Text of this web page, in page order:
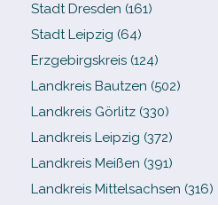
Stadt Dresden (161)
Stadt Leipzig (64)
Erzgebirgskreis (124)
Landkreis Bautzen (502)
Landkreis Görlitz (330)
Landkreis Leipzig (372)
Landkreis Meißen (391)
Landkreis Mittelsachsen (316)